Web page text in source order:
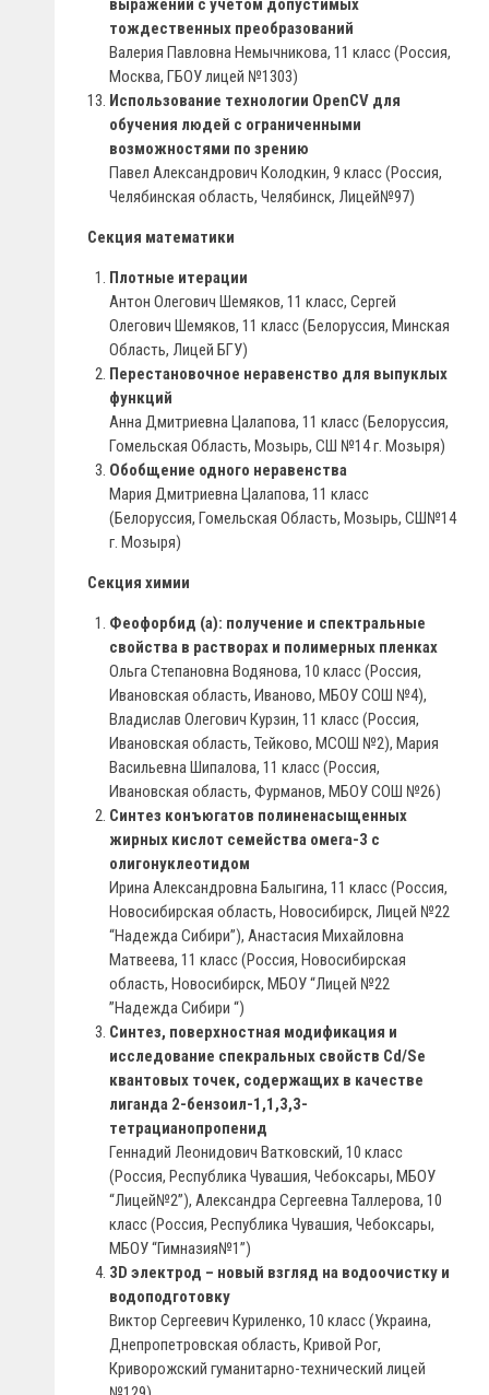
выражений с учетом допустимых
тождественных преобразований
Валерия Павловна Немычникова, 11 класс (Россия,
Москва, ГБОУ лицей №1303)
Использование технологии OpenCV для
обучения людей с ограниченными
возможностями по зрению
Павел Александрович Колодкин, 9 класс (Россия,
Челябинская область, Челябинск, Лицей№97)
Секция математики
Плотные итерации
Антон Олегович Шемяков, 11 класс, Сергей
Олегович Шемяков, 11 класс (Белоруссия, Минская
Область, Лицей БГУ)
Перестановочное неравенство для выпуклых
функций
Анна Дмитриевна Цалапова, 11 класс (Белоруссия,
Гомельская Область, Мозырь, СШ №14 г. Мозыря)
Обобщение одного неравенства
Мария Дмитриевна Цалапова, 11 класс
(Белоруссия, Гомельская Область, Мозырь, СШ№14
г. Мозыря)
Секция химии
Феофорбид (а): получение и спектральные
свойства в растворах и полимерных пленках
Ольга Степановна Водянова, 10 класс (Россия,
Ивановская область, Иваново, МБОУ СОШ №4),
Владислав Олегович Курзин, 11 класс (Россия,
Ивановская область, Тейково, МСОШ №2), Мария
Васильевна Шипалова, 11 класс (Россия,
Ивановская область, Фурманов, МБОУ СОШ №26)
Синтез конъюгатов полиненасыщенных
жирных кислот семейства омега-3 с
олигонуклеотидом
Ирина Александровна Балыгина, 11 класс (Россия,
Новосибирская область, Новосибирск, Лицей №22
“Надежда Сибири”), Анастасия Михайловна
Матвеева, 11 класс (Россия, Новосибирская
область, Новосибирск, МБОУ “Лицей №22
”Надежда Сибири “)
Синтез, поверхностная модификация и
исследование спекральных свойств Cd/Se
квантовых точек, содержащих в качестве
лиганда 2-бензоил-1,1,3,3-
тетрацианопропенид
Геннадий Леонидович Ватковский, 10 класс
(Россия, Республика Чувашия, Чебоксары, МБОУ
“Лицей№2”), Александра Сергеевна Таллерова, 10
класс (Россия, Республика Чувашия, Чебоксары,
МБОУ “Гимназия№1”)
3D электрод – новый взгляд на водоочистку и
водоподготовку
Виктор Сергеевич Куриленко, 10 класс (Украина,
Днепропетровская область, Кривой Рог,
Криворожский гуманитарно-технический лицей